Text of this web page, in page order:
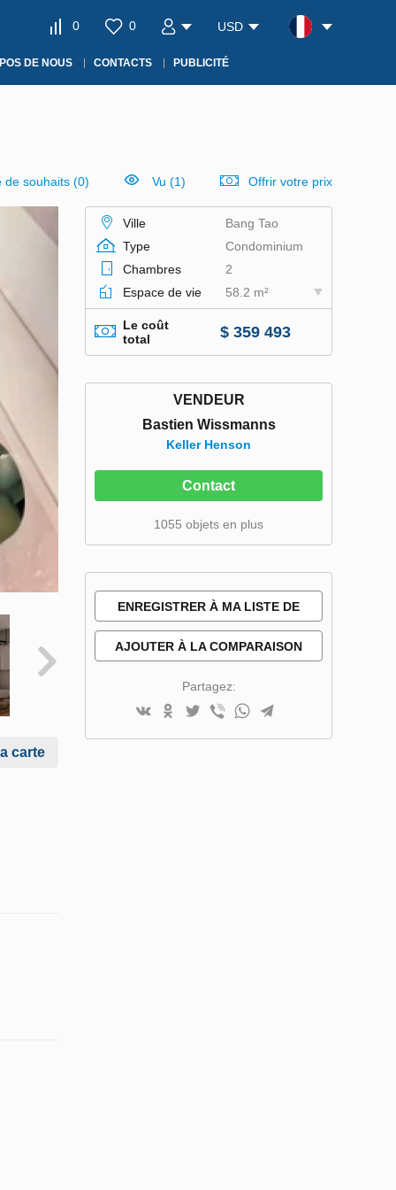
0 0 USD
DE NOUS CONTACTS PUBLICITÉ
de souhaits (0) Vu (1) Offrir votre prix
carte
Ville
Bang Tao
Type
Condominium
Chambres
2
Espace de vie
58.2 m²
Le coût
total
$ 359 493
VENDEUR
Bastien Wissmanns
Keller Henson
Contact
1055 objets en plus
ENREGISTRER À MA LISTE DE
SOUHAITS
AJOUTER À LA COMPARAISON
Partagez: